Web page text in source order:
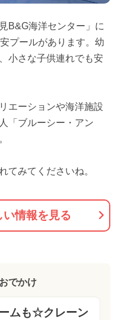
B&G海洋センター」に
プールがあります。幼
小さな子供連れでも安
エーションや海洋施設
「ブルーシー・アン
てみてくださいね。
い情報を見る
でかけ
ムも☆クレーン